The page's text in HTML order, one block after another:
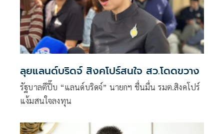
ลุยแลนด์บริดจ์ สิงคโปร์สนใจ สว.โดดขวาง
รัฐบาลตีปี๊บ “แลนด์บริดจ์” นายกฯ ชื่นมื่น รมต.สิงคโปร์
แง้มสนใจลงทุน